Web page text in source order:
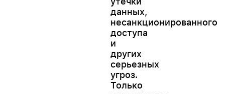
данных,
несанкционированного
доступа
и
других
серьезных
угроз.
Только